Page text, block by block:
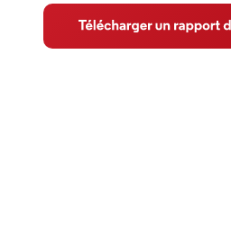
Tendances et perspectives